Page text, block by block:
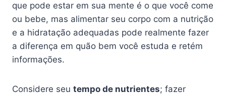
que pode estar em sua mente é o que você come
ou bebe, mas alimentar seu corpo com a nutrição
e a hidratação adequadas pode realmente fazer
a diferença em quão bem você estuda e retém
informações.
Considere seu tempo de nutrientes; fazer